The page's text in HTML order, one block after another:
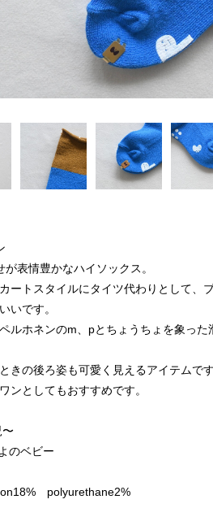
表情豊かなハイソックス。
ートスタイルにタイツ代わりとして、
いです。
ルホネンのm、pとちょうちょを象った
きの後ろ姿も可愛く見えるアイテムです
ンとしてもおすすめです。
のベビー
polyurethane2%